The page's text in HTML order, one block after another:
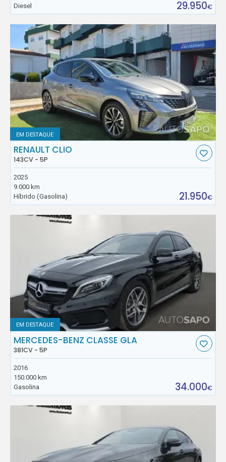
Diesel
29.950€
EM DESTAQUE
RENAULT CLIO
143CV - 5P
2025
9.000 km
Híbrido (Gasolina)
21.950€
EM DESTAQUE
MERCEDES-BENZ CLASSE GLA
381CV - 5P
2016
150.000 km
Gasolina
34.000€